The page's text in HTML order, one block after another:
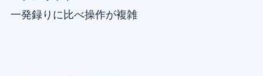
一発録りに比べ操作が複雑